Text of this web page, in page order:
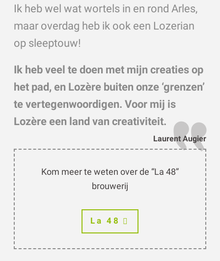
Ik heb wel wat wortels in en rond Arles,
maar overdag heb ik ook een Lozerian
op sleeptouw!
Ik heb veel te doen met mijn creaties op
het pad, en Lozère buiten onze ‘grenzen’
te vertegenwoordigen. Voor mij is
Lozère een land van creativiteit.
Laurent Augier
Kom meer te weten over de “La 48”
brouwerij
La 48